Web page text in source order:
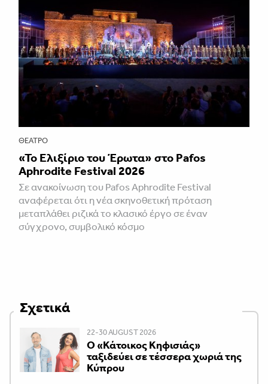
ΘΈΑΤΡΟ
«Το Ελιξίριο του Έρωτα» στο Pafos
Aphrodite Festival 2026
Σε ανακοίνωση του Pafos Aphrodite Festival
αναφέρεται ότι η νέα σκηνοθετική πρόταση
μεταπλάθει ριζικά το κλασικό έργο σε έναν
σύγχρονο, συμβολικό κόσμο
Σχετικά
22-30 AUGUST 2026
Ο «Κάτοικος Κηφισιάς»
ταξιδεύει σε τέσσερα χωριά της
Κύπρου